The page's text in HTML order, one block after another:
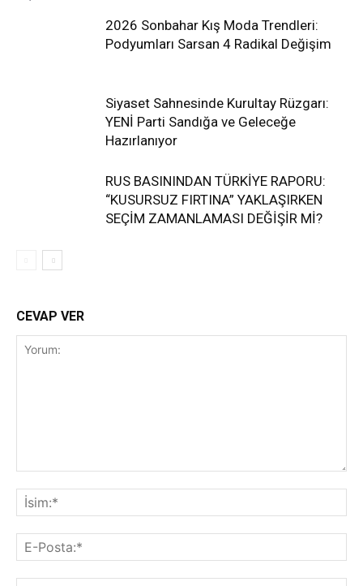
2026 Sonbahar Kış Moda Trendleri:
Podyumları Sarsan 4 Radikal Değişim
Siyaset Sahnesinde Kurultay Rüzgarı:
YENİ Parti Sandığa ve Geleceğe
Hazırlanıyor
RUS BASININDAN TÜRKİYE RAPORU:
“KUSURSUZ FIRTINA” YAKLAŞIRKEN
SEÇİM ZAMANLAMASI DEĞİŞİR Mİ?
CEVAP VER